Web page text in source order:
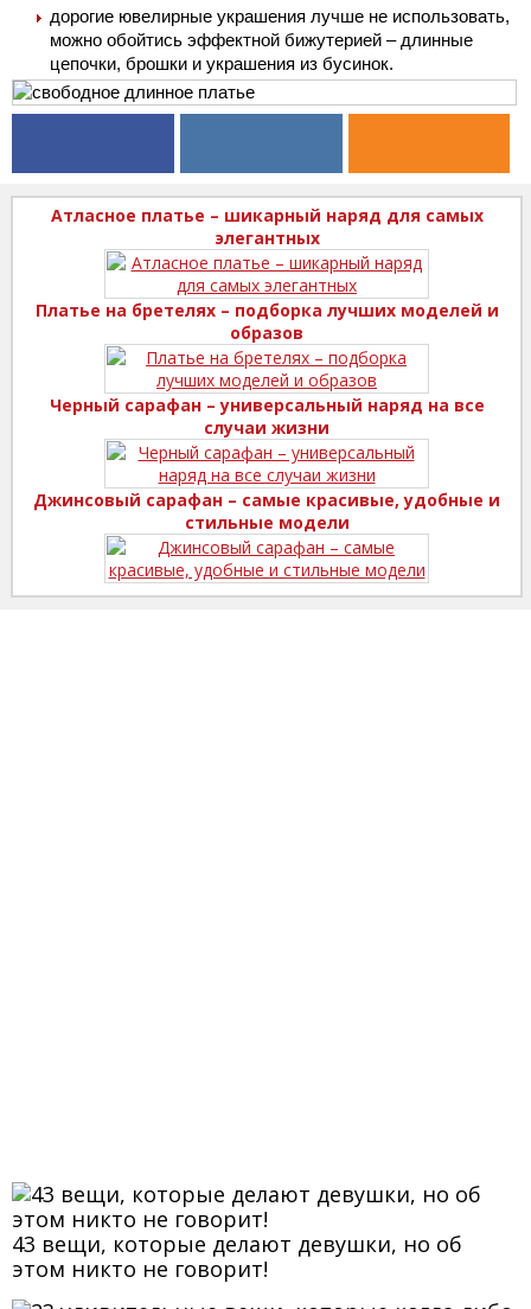
дорогие ювелирные украшения лучше не использовать,
можно обойтись эффектной бижутерией – длинные
цепочки, брошки и украшения из бусинок.
Атласное платье – шикарный наряд для самых
элегантных
Платье на бретелях – подборка лучших моделей и
образов
Черный сарафан – универсальный наряд на все
случаи жизни
Джинсовый сарафан – самые красивые, удобные и
стильные модели
43 вещи, которые делают девушки, но об
этом никто не говорит!